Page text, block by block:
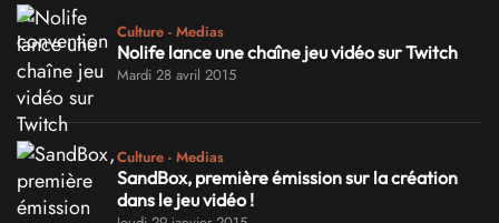
Culture - Medias
Nolife lance une chaîne jeu vidéo sur Twitch
Mardi 28 avril 2015
Culture - Medias
SandBox, première émission sur la création
dans le jeu vidéo !